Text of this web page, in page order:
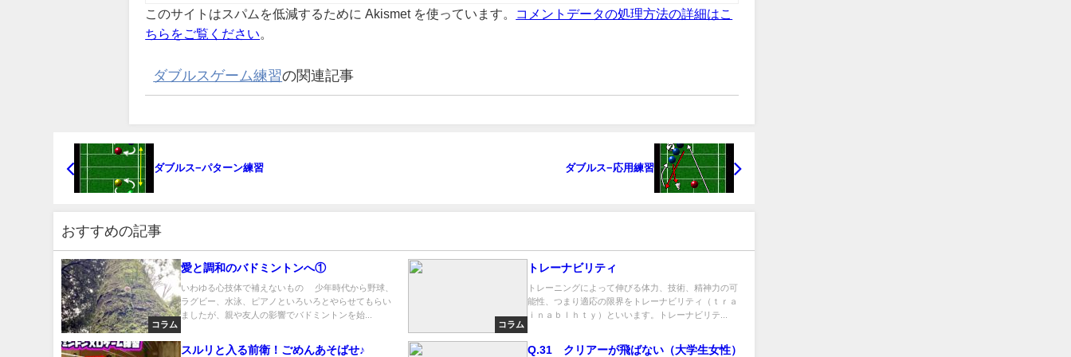
このサイトはスパムを低減するために Akismet を使っています。
コメントデータの処理方法の詳細はこ
ちらをご覧ください
ダブルスゲーム練習の関連記事
ダブルス−パターン練習 ダブルス−応用練習
おすすめの記事
コラム
愛と調和のバドミントンへ①
いわゆる心技体で補えないもの 少年時代から野球、
ラグビー、水泳、ピアノといろいろとやらせてもらい
ましたが、親や友人の影響でバドミントンを始...
コラム
トレーナビリティ
トレーニングによって伸びる体力、技術、精神力の可
能性、つまり適応の限界をトレーナビリティ（ｔｒａ
ｉｎａｂｌｈｔｙ）といいます。トレーナビリテ...
スルリと入る前衛！ごめんあそばせ♪ Q.31 クリアーが飛ばない（大学生女性）